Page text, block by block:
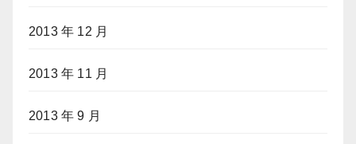
2013 年 12 月
2013 年 11 月
2013 年 9 月